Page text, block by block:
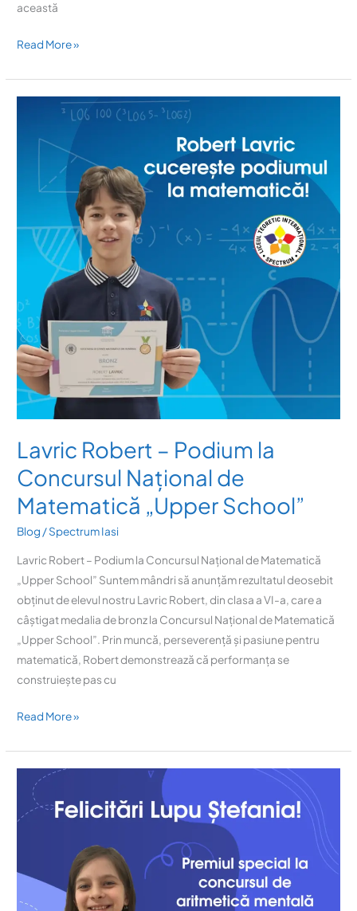
această
Read More »
Lavric Robert – Podium la
Concursul Național de
Matematică „Upper School”
Blog/Spectrum Iasi
Lavric Robert – Podium la Concursul Național de Matematică
„Upper School” Suntem mândri să anunțăm rezultatul deosebit
obținut de elevul nostru Lavric Robert, din clasa a VI-a, care a
câștigat medalia de bronz la Concursul Național de Matematică
„Upper School”. Prin muncă, perseverență și pasiune pentru
matematică, Robert demonstrează că performanța se
construiește pas cu
Concursul
Național
Matematică
„Upper
School”
Read More »
Ștefania
Lupu
–
Smarty
Challenge